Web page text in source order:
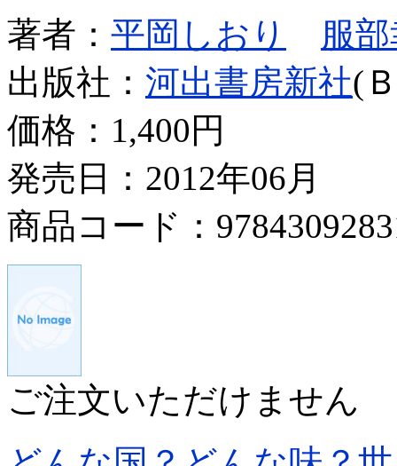
著者： 平岡しおり
服
出版社： 河出書房新社(
価格： 1,400円
発売日：2012年06月
商品コード：
ご注文いただけません